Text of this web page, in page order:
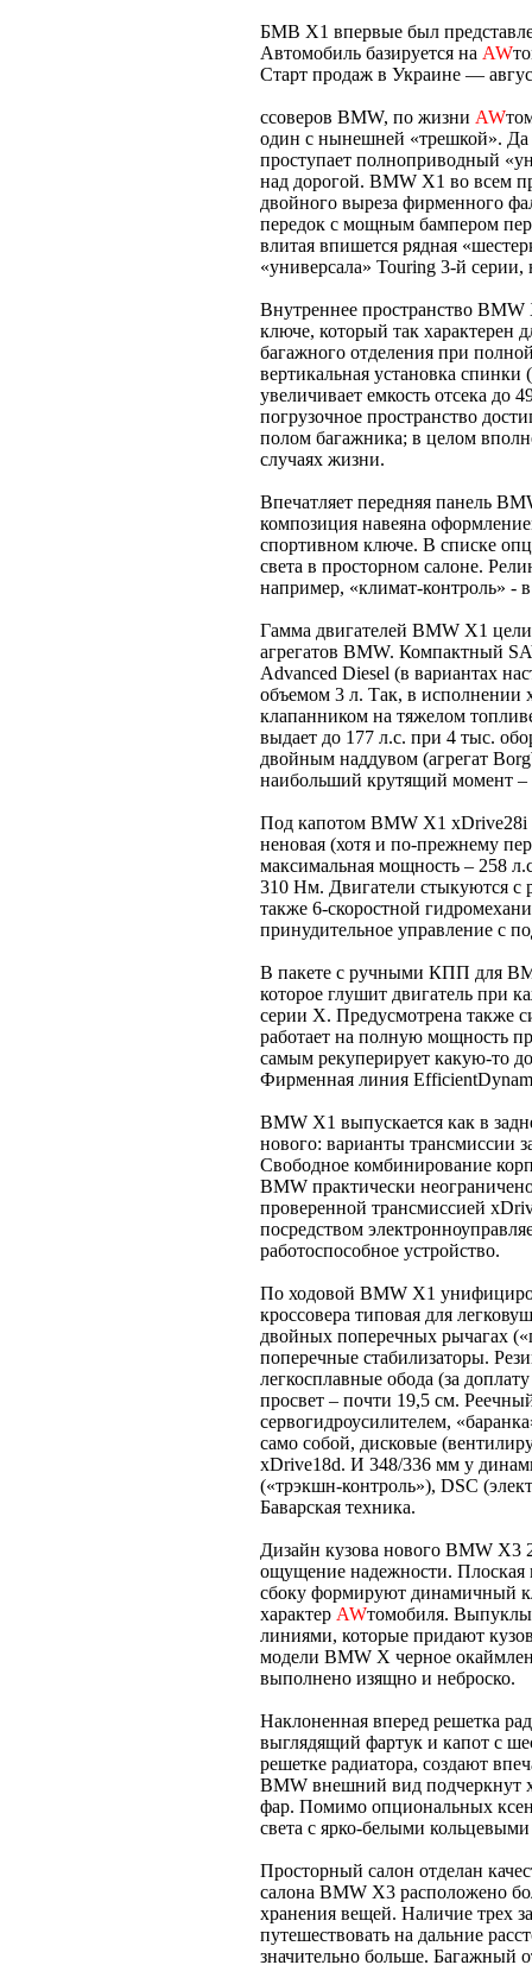
БМВ Х1 впервые был
Автомобиль базируется на AW
Старт продаж в Украине —
ссоверов BMW, по жизни AW
один с нынешней «трешкой».
проступает полноприводный
над дорогой. BMW X1 во всем
двойного выреза фирменного
передок с мощным бампером
влитая впишется рядная
«универсала» Touring 3-й
Внутреннее пространство
ключе, который так характерен
багажного отделения при
вертикальная установка спинки
увеличивает емкость отсека до
погрузочное пространство
полом багажника; в целом
случаях жизни.
Впечатляет передняя панель
композиция навеяна
спортивном ключе. В списке
света в просторном салоне.
например, «климат-контроль» -
Гамма двигателей BMW X1
агрегатов BMW. Компактный
Advanced Diesel (в вариантах
объемом 3 л. Так, в исполнении
клапанником на тяжелом
выдает до 177 л.с. при 4 тыс.
двойным наддувом (агрегат
наибольший крутящий момент –
Под капотом BMW X1 xDrive28i
неновая (хотя и по-прежнему
максимальная мощность – 258
310 Нм. Двигатели стыкуются с
также 6-скоростной
принудительное управление с
В пакете с ручными КПП для
которое глушит двигатель при
серии X. Предусмотрена также
работает на полную мощность
самым рекуперирует какую-то
Фирменная линия
BMW X1 выпускается как в
нового: варианты трансмиссии
Свободное комбинирование
BMW практически
проверенной трансмиссией
посредством
работоспособное устройство.
По ходовой BMW X1
кроссовера типовая для
двойных поперечных рычагах
поперечные стабилизаторы.
легкосплавные обода (за
просвет – почти 19,5 см.
сервогидроусилителем,
само собой, дисковые
xDrive18d. И 348/336 мм у
(«трэкшн-контроль»), DSC
Баварская техника.
Дизайн кузова нового BMW X3
ощущение надежности. Плоская
сбоку формируют динамичный
характер AWтомобиля.
линиями, которые придают
модели BMW X черное
выполнено изящно и неброско.
Наклоненная вперед решетка
выглядящий фартук и капот с
решетке радиатора, создают
BMW внешний вид подчеркнут
фар. Помимо опциональных
света с ярко-белыми
Просторный салон отделан
салона BMW X3 расположено
хранения вещей. Наличие трех
путешествовать на дальние
значительно больше. Багажный